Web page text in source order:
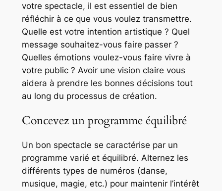
votre spectacle, il est essentiel de bien
réfléchir à ce que vous voulez transmettre.
Quelle est votre intention artistique ? Quel
message souhaitez-vous faire passer ?
Quelles émotions voulez-vous faire vivre à
votre public ? Avoir une vision claire vous
aidera à prendre les bonnes décisions tout
au long du processus de création.
Concevez un programme équilibré
Un bon spectacle se caractérise par un
programme varié et équilibré. Alternez les
différents types de numéros (danse,
musique, magie, etc.) pour maintenir l’intérêt